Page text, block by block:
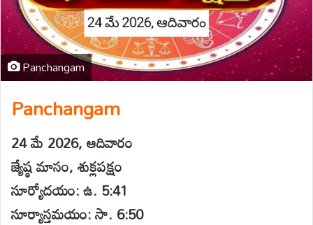
Panchangam
Panchangam
24 మే 2026, ఆదివారం
జ్యేష్ఠ మాసం, శుక్లపక్షం
సూర్యోదయం: ఉ. 5:41
సూర్యాస్తమయం: సా. 6:50